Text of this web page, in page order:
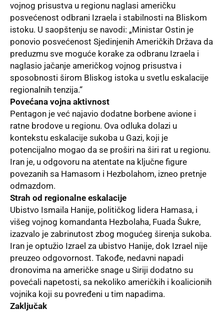
vojnog prisustva u regionu naglasi američku
posvećenost odbrani Izraela i stabilnosti na Bliskom
istoku. U saopštenju se navodi: „Ministar Ostin je
ponovio posvećenost Sjedinjenih Američkih Država da
preduzmu sve moguće korake za odbranu Izraela i
naglasio jačanje američkog vojnog prisustva i
sposobnosti širom Bliskog istoka u svetlu eskalacije
regionalnih tenzija.“
Povećana vojna aktivnost
Pentagon je već najavio dodatne borbene avione i
ratne brodove u regionu. Ova odluka dolazi u
kontekstu eskalacije sukoba u Gazi, koji je
potencijalno mogao da se proširi na širi rat u regionu.
Iran je, u odgovoru na atentate na ključne figure
povezanih sa Hamasom i Hezbolahom, izneo pretnje
odmazdom.
Strah od regionalne eskalacije
Ubistvo Ismaila Hanije, političkog lidera Hamasa, i
višeg vojnog komandanta Hezbolaha, Fuada Šukre,
izazvalo je zabrinutost zbog mogućeg širenja sukoba.
Iran je optužio Izrael za ubistvo Hanije, dok Izrael nije
preuzeo odgovornost. Takođe, nedavni napadi
dronovima na američke snage u Siriji dodatno su
povećali napetosti, sa nekoliko američkih i koalicionih
vojnika koji su povređeni u tim napadima.
Zaključak